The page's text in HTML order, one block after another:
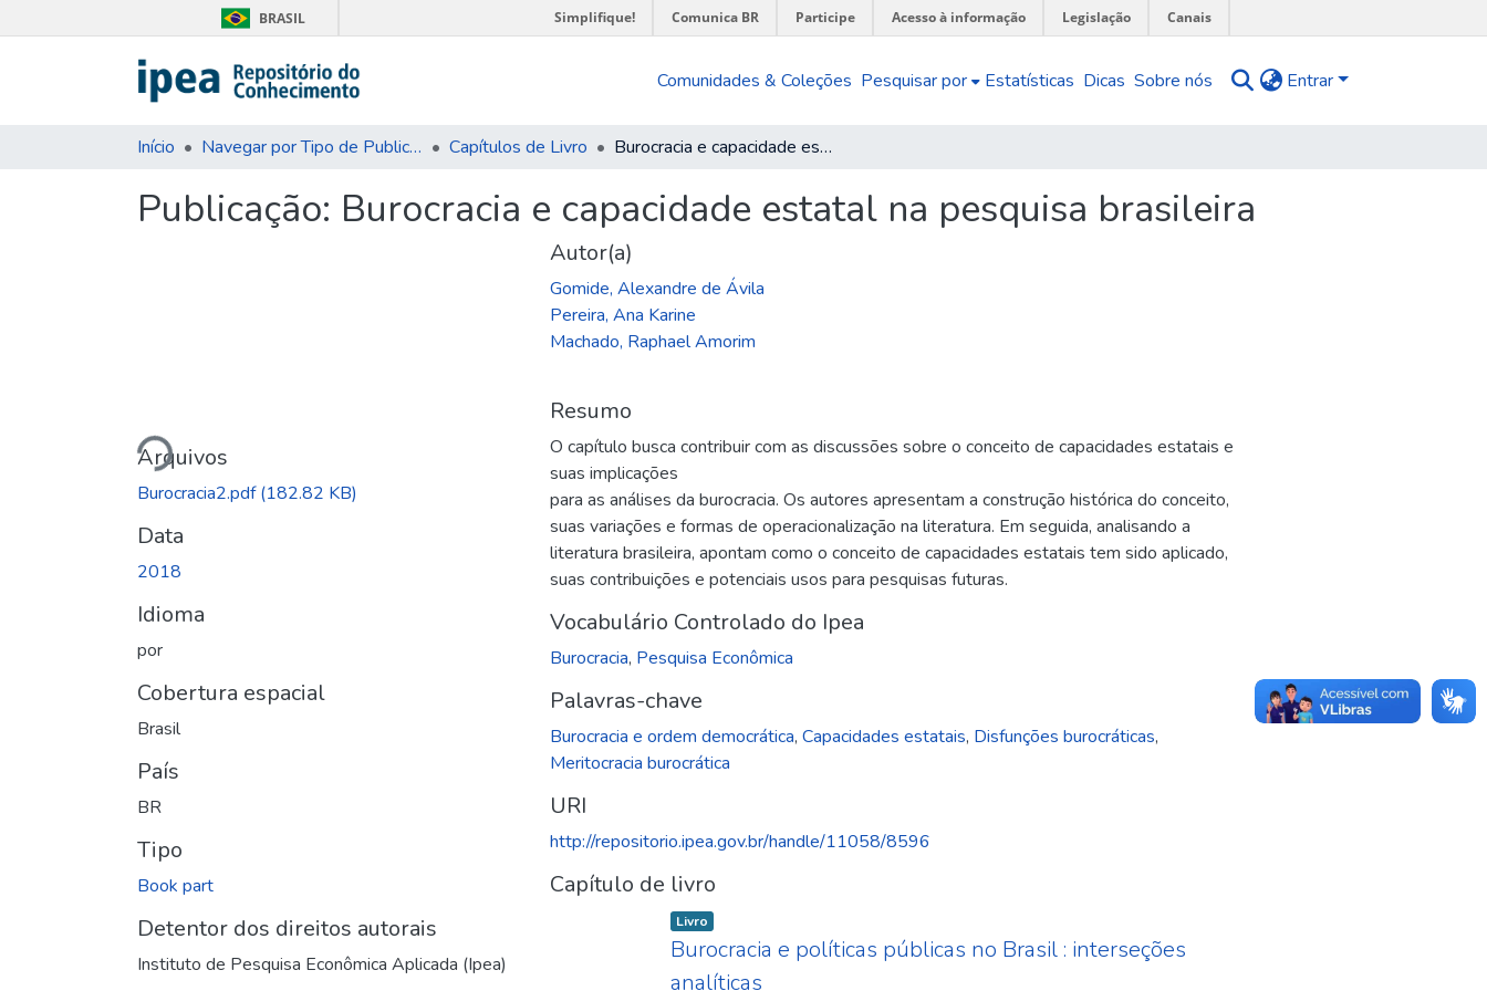
BRASIL Simplifique! Comunica BR Participe Acesso à informação Legislação Canais
Comunidades & Coleções Pesquisar por Estatísticas Dicas Sobre nós Entrar
Início Navegar por Tipo de Publicação Capítulos de Livro Burocracia e capacidade estatal na pesquisa brasileira
Publicação: Burocracia e capacidade estatal na pesquisa brasileira
Carregando...
Arquivos
Burocracia2.pdf(182.82 KB)
Data
2018
Idioma
por
Cobertura espacial
Brasil
País
BR
Tipo
Book part
Detentor dos direitos autorais
Instituto de Pesquisa Econômica Aplicada (Ipea)
Autor(a)
Gomide, Alexandre de Ávila
Pereira, Ana Karine
Machado, Raphael Amorim
Resumo
O capítulo busca contribuir com as discussões sobre o conceito de capacidades estatais e
suas implicações
para as análises da burocracia. Os autores apresentam a construção histórica do conceito,
suas variações e formas de operacionalização na literatura. Em seguida, analisando a
literatura brasileira, apontam como o conceito de capacidades estatais tem sido aplicado,
suas contribuições e potenciais usos para pesquisas futuras.
Vocabulário Controlado do Ipea
Burocracia, Pesquisa Econômica
Palavras-chave
Burocracia e ordem democrática,Capacidades estatais, Disfunções burocráticas,
Meritocracia burocrática
URI
http://repositorio.ipea.gov.br/handle/11058/8596
Capítulo de livro
Item type:
Livro ,
Burocracia e políticas públicas no Brasil : interseções
analíticas